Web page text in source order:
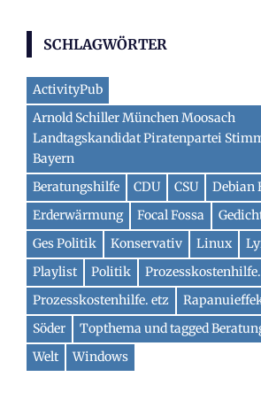
SCHLAGWÖRTER
ActivityPub
Arnold Schiller München Moosach
Landtagskandidat Piratenpartei
Bayern
Beratungshilfe
CDU CSU
Debian
Erderwärmung
Focal Fossa
Ges Politik
Konservativ Linux
Playlist
Politik
Prozesskostenhilfe.
Prozesskostenhilfe. etz
Söder
Topthema und tagged
Welt
Windows